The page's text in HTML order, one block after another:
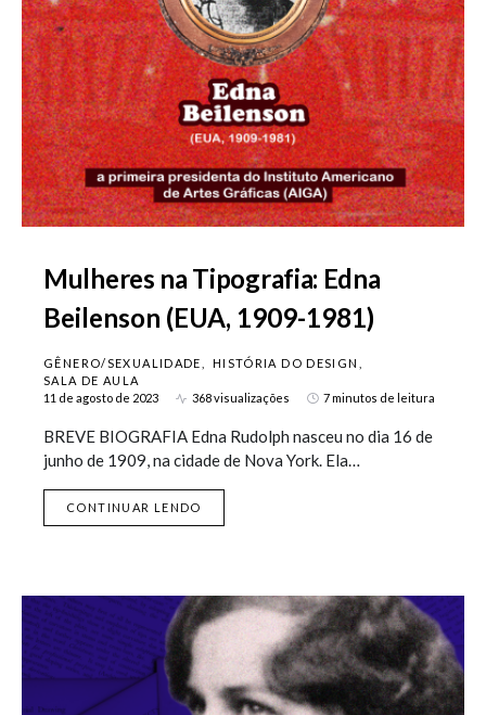
Mulheres na Tipografia: Edna
Beilenson (EUA, 1909-1981)
GÊNERO/SEXUALIDADE
HISTÓRIA DO DESIGN
SALA DE AULA
11 de agosto de 2023
368 visualizações 7 minutos de leitura
BREVE BIOGRAFIA Edna Rudolph nasceu no dia 16 de
junho de 1909, na cidade de Nova York. Ela…
CONTINUAR LENDO